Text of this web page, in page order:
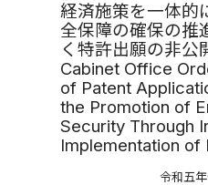
経済施策を一体的
全保障の確保の推
く特許出願の非公
Cabinet Office
of Patent
the Promotion of
Security Through
Implementation
令和五